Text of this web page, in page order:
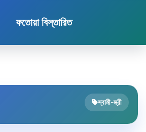
ফতোয়া বিস্তারিত
স্বামী-স্ত্রী